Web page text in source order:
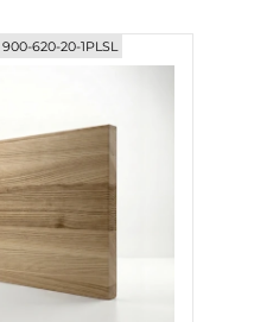
900-620-20-1PLSL